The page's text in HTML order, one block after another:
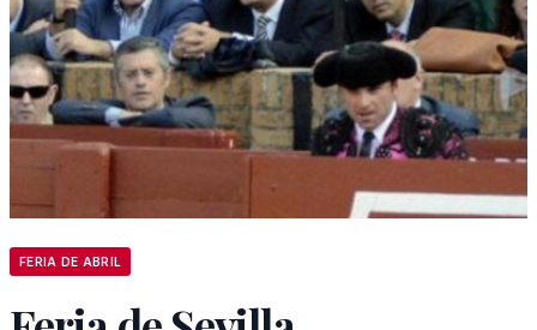
FERIA DE ABRIL